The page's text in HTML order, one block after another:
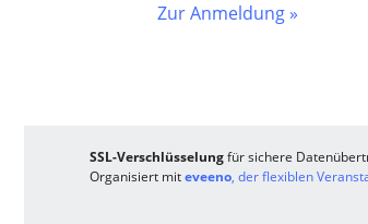
Zur Anmeldung »
SSL-Verschlüsselungfür sichere
Organisiert miteveeno, der flexiblen